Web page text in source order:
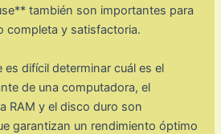
también son importantes para
completa y satisfactoria.
es difícil determinar cuál es el
de una computadora, el
RAM y el disco duro son
garantizan un rendimiento óptimo